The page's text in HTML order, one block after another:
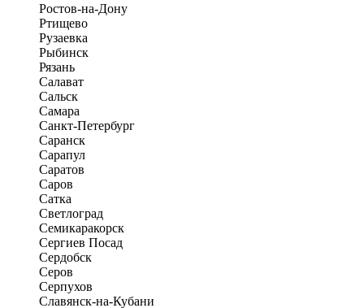
Ростов-на-Дону
Ртищево
Рузаевка
Рыбинск
Рязань
Салават
Сальск
Самара
Санкт-Петербург
Саранск
Сарапул
Саратов
Саров
Сатка
Светлоград
Семикаракорск
Сергиев Посад
Сердобск
Серов
Серпухов
Славянск-на-Кубани